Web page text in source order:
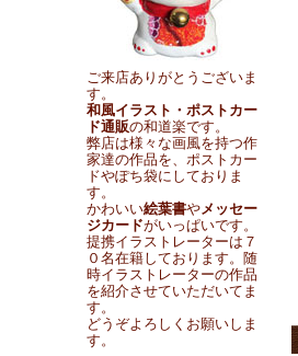
ご来店ありがとうございま
す。
和風イラスト・ポストカー
ド通販の和道楽です。
弊店は様々な画風を持つ作
家達の作品を、ポストカー
ドやぽち袋にしておりま
す。
かわいい絵葉書やメッセー
ジカードがいっぱいです。
提携イラストレーターは７
０名在籍しております。随
時イラストレーターの作品
を紹介させていただいてま
す。
どうぞよろしくお願いしま
す。